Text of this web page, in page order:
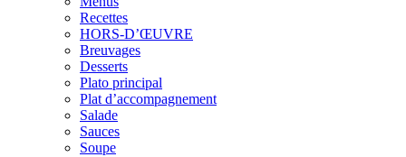
Recettes
HORS-D’ŒUVRE
Breuvages
Desserts
Plato principal
Plat d’accompagnement
Salade
Sauces
Soupe